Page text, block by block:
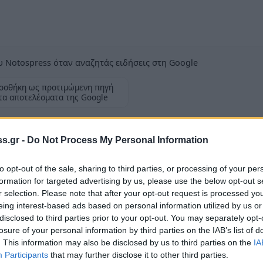
- Do Not Process My Personal Information
opt-out of the sale, sharing to third parties, or processing of your
for targeted advertising by us, please use the below opt-out
selection. Please note that after your opt-out request is processed
interest-based ads based on personal information utilized by us
to third parties prior to your opt-out. You may separately
of your personal information by third parties on the IAB’s list of
This information may also be disclosed by us to third parties on the
Participants that may further disclose it to other third parties.
όταν αναζητάς ειδήσεις στη Google
ως προτιμώμενη πηγή
αποτελέσματα της Google
στο πρόβλημα του υποσιτισμού των παιδιών
αναφέρθηκε μιλώντας στις 7/3/2016 στην
στο Στρασβούργο ο Ανεξάρτητος
ότι«ο υποσιτισμός στην Ελλάδα έχει